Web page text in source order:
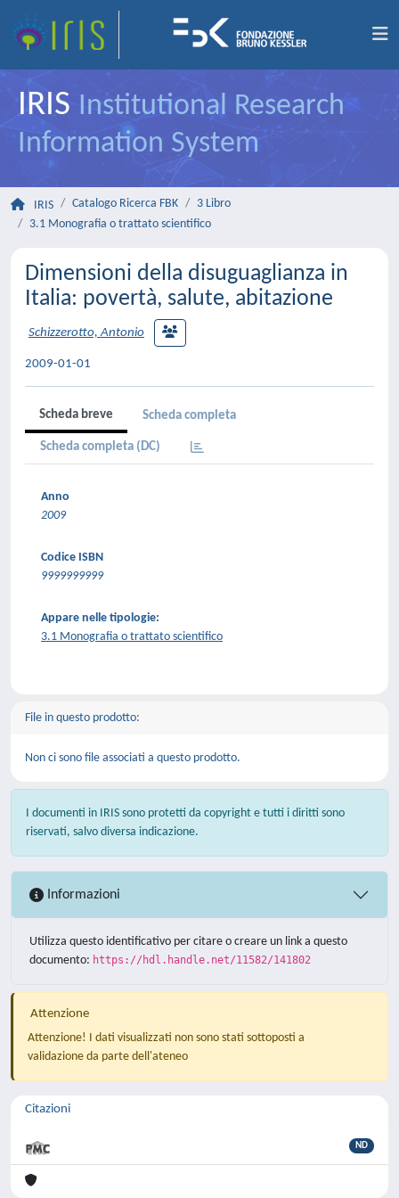
IRIS Institutional Research
Information System
IRIS Catalogo Ricerca FBK
3 Libro
3.1 Monografia o trattato scientifico
Dimensioni della disuguaglianza in
Italia: povertà, salute, abitazione
Schizzerotto, Antonio
2009-01-01
Scheda breve Scheda completa
Scheda completa (DC)
Anno
2009
Codice ISBN
9999999999
Appare nelle tipologie:
3.1 Monografia o trattato scientifico
File in questo prodotto:
Non ci sono file associati a questo prodotto.
I documenti in IRIS sono protetti da copyright e tutti i diritti sono
riservati, salvo diversa indicazione.
Informazioni
Utilizza questo identificativo per citare o creare un link a questo
documento: https://hdl.handle.net/11582/141802
Attenzione
Attenzione! I dati visualizzati non sono stati sottoposti a
validazione da parte dell'ateneo
Citazioni
ND